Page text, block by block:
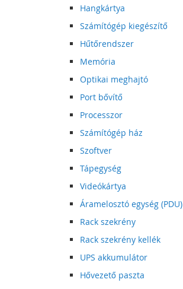
Hangkártya
Számítógép kiegészítő
Hűtőrendszer
Memória
Optikai meghajtó
Port bővítő
Processzor
Számítógép ház
Szoftver
Tápegység
Videókártya
Áramelosztó egység (PDU)
Rack szekrény
Rack szekrény kellék
UPS akkumulátor
Hővezető paszta